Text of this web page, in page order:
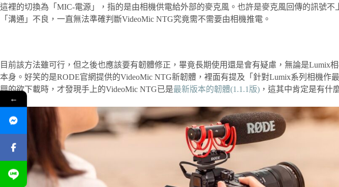
這裡的切換為「MIC-電源」，指的是由相機供電給外部的麥克風。也許是麥克風回傳的訊號不
「溝通」不良，一直無法準確判斷VideoMic NTG究竟需不需要由相機推電。
目前該方法雖可行，但之後也應該要有韌體修正，畢竟長期使用還是會有疑慮，無論是Lumix
本身。好笑的是RODE官網提供的VideoMic NTG新韌體，裡面有提及「針對Lumix系列相機作
興的欲下載時，才發現手上的VideoMic NTG已是最新版本的韌體(1.1.1版) ，這其中肯定是有
←